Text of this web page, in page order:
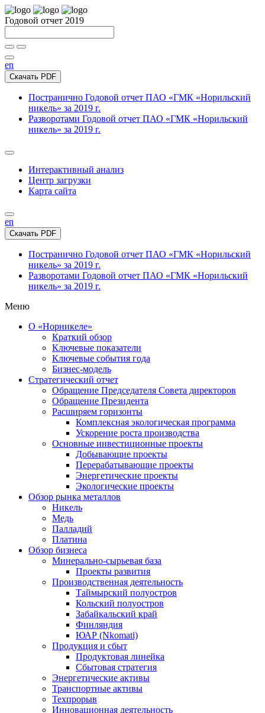
Годовой отчет 2019
en
Скачать PDF
Постранично Годовой отчет ПАО «ГМК «Норильский
никель» за 2019 г.
Разворотами Годовой отчет ПАО «ГМК «Норильский
никель» за 2019 г.
Интерактивный анализ
Центр загрузки
Карта сайта
en
Скачать PDF
Постранично Годовой отчет ПАО «ГМК «Норильский
никель» за 2019 г.
Разворотами Годовой отчет ПАО «ГМК «Норильский
никель» за 2019 г.
Меню
О «Норникеле»
Краткий обзор
Ключевые показатели
Ключевые события года
Бизнес-модель
Стратегический отчет
Обращение Председателя Совета директоров
Обращение Президента
Расширяем горизонты
Комплексная экологическая программа
Ускорение роста производства
Основные инвестиционные проекты
Добывающие проекты
Перерабатывающие проекты
Энергетические проекты
Экологические проекты
Обзор рынка металлов
Никель
Медь
Палладий
Платина
Обзор бизнеса
Минерально-сырьевая база
Проекты развития
Производственная деятельность
Таймырский полуостров
Кольский полуостров
Забайкальский край
Финляндия
ЮАР (Nkomati)
Продукция и сбыт
Продуктовая линейка
Сбытовая стратегия
Энергетические активы
Транспортные активы
Техпрорыв
Инновационная деятельность